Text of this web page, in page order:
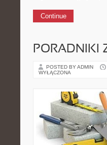
Continue
PORADNIKI
POSTED BY ADMIN
WYŁĄCZONA